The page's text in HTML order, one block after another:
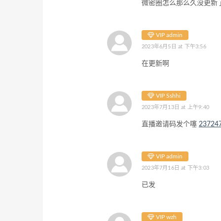
微密圈怎么那么久没更新
VIP admin
2023年6月5日 at 下午3:56
在更新啊
VIP Sshhi
2023年7月13日 at 上午9:40
直播邀请码发个噻
VIP admin
2023年7月16日 at 下午3:03
已发
VIP wzh